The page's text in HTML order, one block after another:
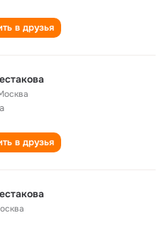
в друзья
в друзья